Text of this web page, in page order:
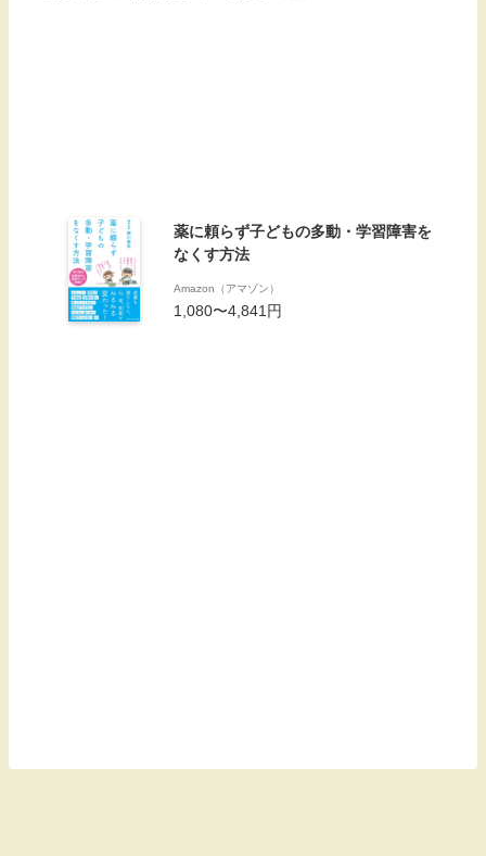
薬に頼らず子どもの多動・学習障害を
なくす方法
Amazon（アマゾン）
1,080〜4,841円